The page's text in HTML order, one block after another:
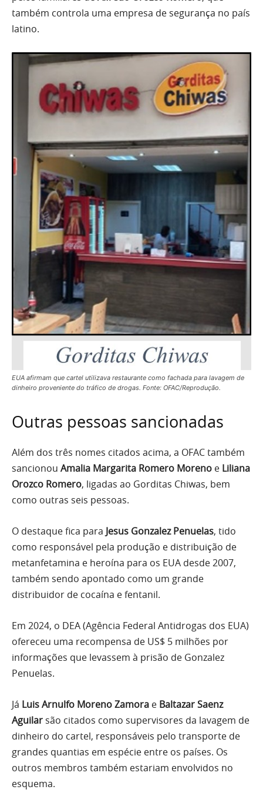
também controla uma empresa de segurança no país
latino.
EUA afirmam que cartel utilizava restaurante como fachada para lavagem de
dinheiro proveniente do tráfico de drogas. Fonte: OFAC/Reprodução.
Outras pessoas sancionadas
Além dos três nomes citados acima, a OFAC também
sancionou Amalia Margarita Romero Moreno e Liliana
Orozco Romero, ligadas ao Gorditas Chiwas, bem
como outras seis pessoas.
O destaque fica para Jesus Gonzalez Penuelas, tido
como responsável pela produção e distribuição de
metanfetamina e heroína para os EUA desde 2007,
também sendo apontado como um grande
distribuidor de cocaína e fentanil.
Em 2024, o DEA (Agência Federal Antidrogas dos EUA)
ofereceu uma recompensa de US$ 5 milhões por
informações que levassem à prisão de Gonzalez
Penuelas.
Já Luis Arnulfo Moreno Zamora e Baltazar Saenz
Aguilar são citados como supervisores da lavagem de
dinheiro do cartel, responsáveis pelo transporte de
grandes quantias em espécie entre os países. Os
outros membros também estariam envolvidos no
esquema.